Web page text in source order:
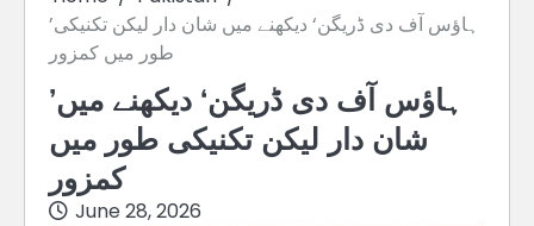
’ہاؤس آف دی ڈریگن‘ دیکھنے میں شان دار لیکن تکنیکی
طور میں کمزور
’ہاؤس آف دی ڈریگن‘ دیکھنے میں
شان دار لیکن تکنیکی طور میں
کمزور
June 28, 2026